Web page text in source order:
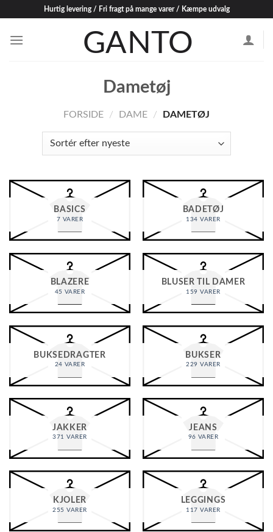
content
Hurtig levering / Fri fragt på mange varer / Kæmpe udvalg
Dametøj
FORSIDE / DAME / DAMETØJ
BASICS
7 VARER
BADETØJ
134 VARER
BLAZERE
45 VARER
BLUSER TIL DAMER
159 VARER
BUKSEDRAGTER
24 VARER
BUKSER
229 VARER
JAKKER
371 VARER
JEANS
96 VARER
KJOLER
255 VARER
LEGGINGS
117 VARER